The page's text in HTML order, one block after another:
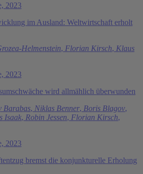
2023
im Ausland: Weltwirtschaft erholt
Helmenstein, Florian Kirsch, Klaus
2023
wird allmählich überwunden
Barabas, Niklas Benner, Boris Blagov,
Isaak, Robin Jessen, Florian Kirsch,
2023
bremst die konjunkturelle Erholung